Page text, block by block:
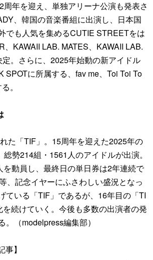
年を迎え、単独アリーナ公演も発表さ
、韓国の音楽番組に出演し、日本国
でも人気を集めるCUTIE STREETをは
、KAWAII LAB. MATES、KAWAII LAB.
。さらに、2025年始動の新アイドル
SPOTに所属する、fav me、Toi Toi To
。
た「TIF」。15周年を迎えた2025年の
総勢214組・1561人のアイドルが出演。
動員し、最終日の単日券は2年連続で
、記念イヤーにふさわしい盛況となっ
ている「TIF」であるが、16年目の「TI
続けていく。今後も多数の出演者の発
。（modelpress編集部）
事】